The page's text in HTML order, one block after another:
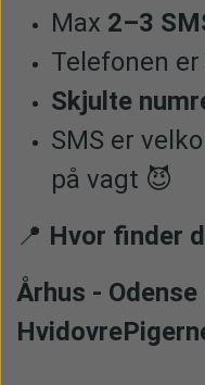
Max 2–3
Telefonen er
Skjulte
SMS er
på vagt 😈
📍 Hvor finder
Århus -